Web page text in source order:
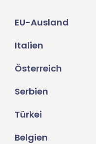
EU-Ausland
Italien
Österreich
Serbien
Türkei
Belgien